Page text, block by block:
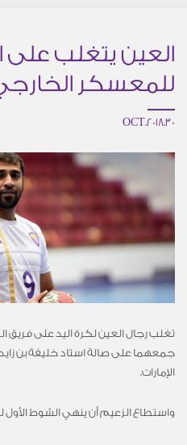
العين يتغلب
للمعسكر
30.OCT.2018
جمعهما على صالة استاد خليفة بن
الإمارات.
واستطاع الزعيم أن ينهي الشوط الأول